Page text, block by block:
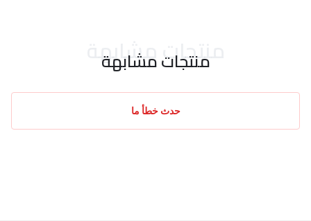
منتجات مشابهة
منتجات مشابهة
حدث خطأ ما